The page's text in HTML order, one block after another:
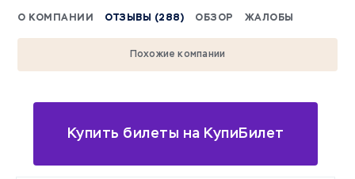
О КОМПАНИИ ОТЗЫВЫ (288) ОБЗОР ЖАЛОБЫ
Похожие компании
Купить билеты на КупиБилет